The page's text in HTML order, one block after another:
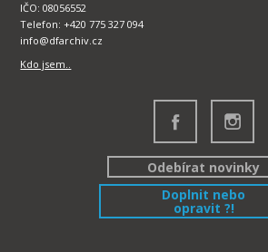
IČO: 08056552
Telefon: +420 775 327 094
info@dfarchiv.cz
Kdo jsem..
Odebírat novinky
Doplnit nebo
opravit ?!